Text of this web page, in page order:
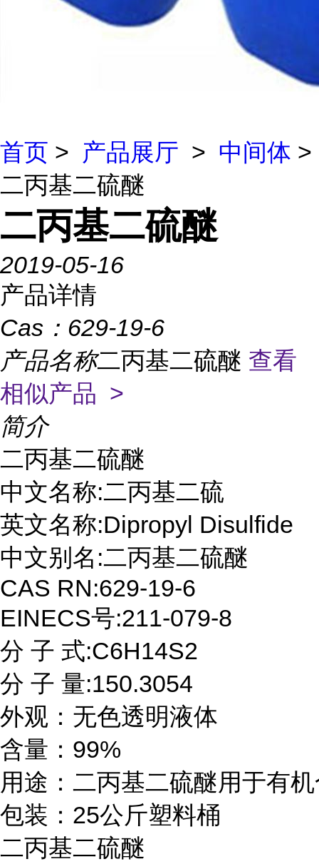
首页 > 产品展厅 > 中间体 >
二丙基二硫醚
二丙基二硫醚
2019-05-16
产品详情
Cas： 629-19-6
产品名称二丙基二硫醚 查看
相似产品 >
简介
二丙基二硫醚
中文名称:二丙基二硫
英文名称:Dipropyl Disulfide
中文别名:二丙基二硫醚
CAS RN:629-19-6
EINECS号:211-079-8
分 子 式:C6H14S2
分 子 量:150.3054
外观：无色透明液体
含量：99%
用途：二丙基二硫醚用于有
包装：25公斤塑料桶
二丙基二硫醚